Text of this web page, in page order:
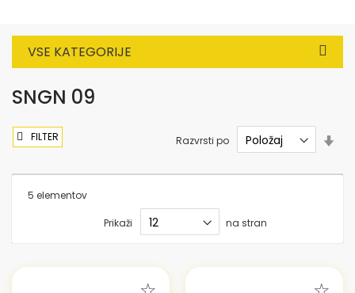
VSE KATEGORIJE
SNGN 09
5 elementov
Prikaži na stran
Razvrsti po
FILTER